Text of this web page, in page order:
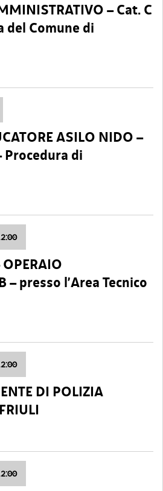
– Cat. C
del Comune di
ASILO NIDO –
Procedura di
– presso l’Area Tecnico
DI POLIZIA